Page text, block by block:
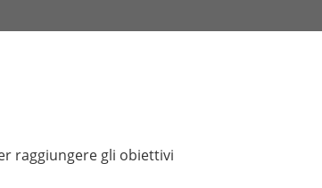
raggiungere gli obiettivi